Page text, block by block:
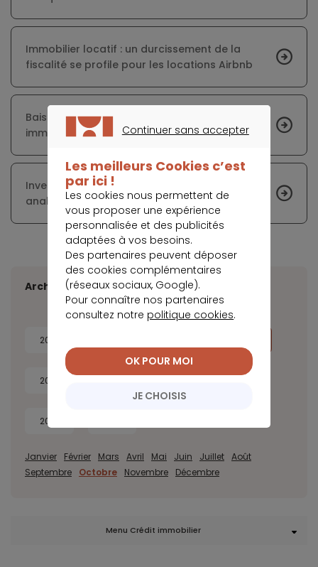
Immobilier locatif : un durcissement de la
fiscalité se profile pour les locations Airbnb
Baisse insuffisante des prix sur le marché
immobilier français
Investir dans l'immobilier neuf en 2023 :
analyse et opportunités
Archives
2026
2022
2018
Janvier Février Mars Avril Mai Juin Juillet Août
Septembre
Octobre Novembre Décembre
Menu Crédit immobilier
Continuer sans accepter
Les meilleurs Cookies c’est
par ici !
Les cookies nous permettent de
vous proposer une expérience
personnalisée et des publicités
adaptées à vos besoins.
Des partenaires peuvent déposer
des cookies complémentaires
(réseaux sociaux, Google).
Pour connaître nos partenaires
consultez notre politique cookies.
JE CHOISIS
OK POUR MOI